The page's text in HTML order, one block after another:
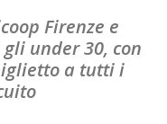
Firenze e
under 30, con
a tutti i